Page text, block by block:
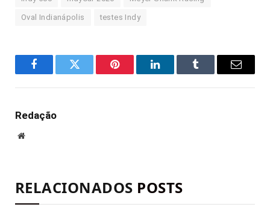
Oval Indianápolis testes Indy
FacebookTwitter Pinterest LinkedInTumblr
E-
Redação
Site
RELACIONADOS POSTS